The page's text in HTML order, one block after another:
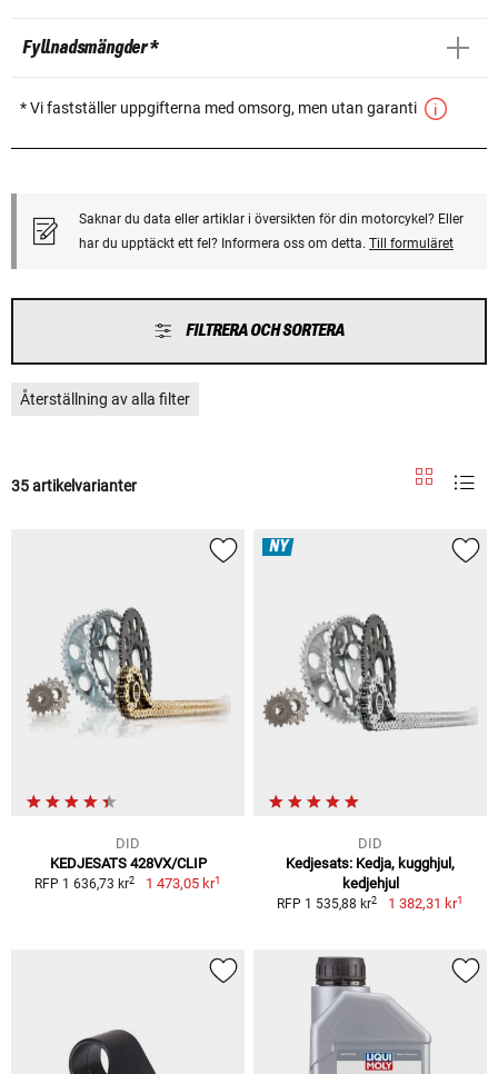
Fyllnadsmängder *
* Vi fastställer uppgifterna med omsorg, men utan garanti
Saknar du data eller artiklar i översikten för din motorcykel? Eller
har du upptäckt ett fel? Informera oss om detta. Till formuläret
FILTRERA OCH SORTERA
Återställning av alla filter
35 artikelvarianter
DID
KEDJESATS 428VX/CLIP
RFP 1 636,73 kr2 1 473,05 kr1
NY
DID
Kedjesats: Kedja, kugghjul,
kedjehjul
RFP 1 535,88 kr2 1 382,31 kr1